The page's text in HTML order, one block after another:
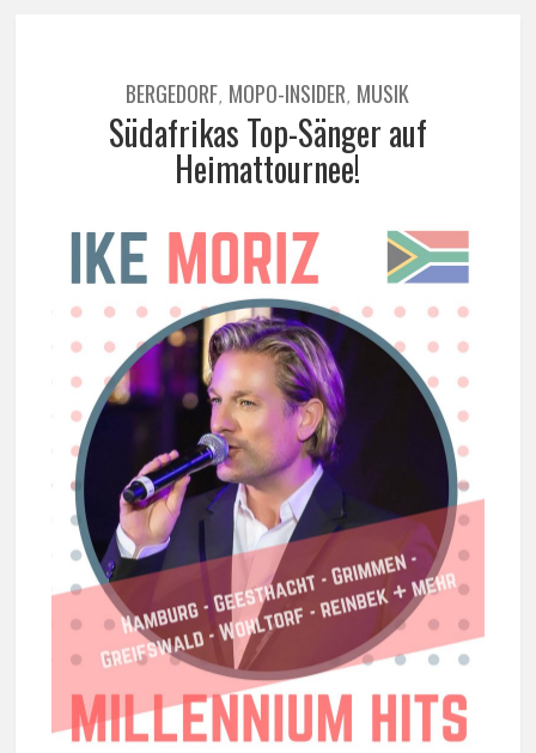
BERGEDORF, MOPO-INSIDER, MUSIK
Südafrikas Top-Sänger auf
Heimattournee!